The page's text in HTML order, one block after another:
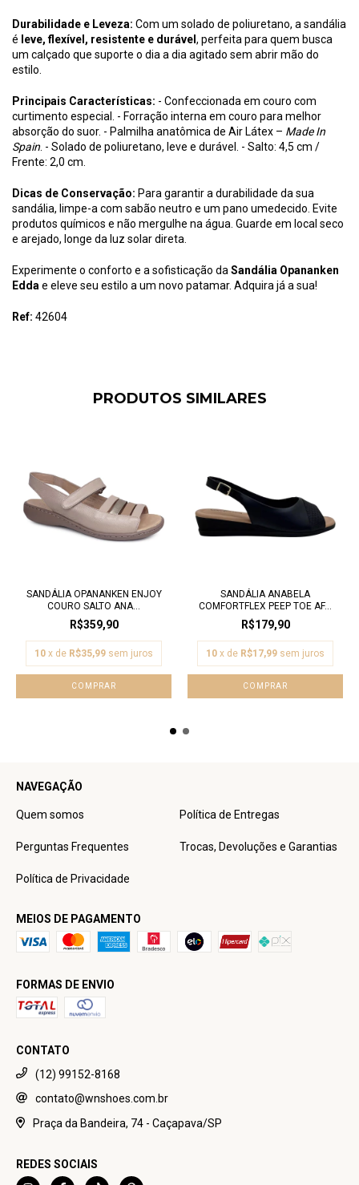
Durabilidade e Leveza: Com um solado de poliuretano, a sandália
é leve, flexível, resistente e durável, perfeita para quem busca
um calçado que suporte o dia a dia agitado sem abrir mão do
estilo.
Principais Características: - Confeccionada em couro com
curtimento especial. - Forração interna em couro para melhor
absorção do suor. - Palmilha anatômica de Air Látex – Made In
Spain . - Solado de poliuretano, leve e durável. - Salto: 4,5 cm /
Frente: 2,0 cm.
Dicas de Conservação: Para garantir a durabilidade da sua
sandália, limpe-a com sabão neutro e um pano umedecido. Evite
produtos químicos e não mergulhe na água. Guarde em local seco
e arejado, longe da luz solar direta.
Experimente o conforto e a sofisticação da Sandália Opananken
Edda e eleve seu estilo a um novo patamar. Adquira já a sua!
Ref: 42604
PRODUTOS SIMILARES
SANDÁLIA OPANANKEN ENJOY
COURO SALTO ANA...
R$359,90
10 x de R$35,99 sem juros
COMPRAR
SANDÁLIA ANABELA
COMFORTFLEX PEEP TOE AF...
R$179,90
10 x de R$17,99 sem juros
COMPRAR
NAVEGAÇÃO
Quem somos Política de Entregas
Perguntas Frequentes Trocas, Devoluções e Garantias
Política de Privacidade
MEIOS DE PAGAMENTO
FORMAS DE ENVIO
CONTATO
(12) 99152-8168
contato@wnshoes.com.br
Praça da Bandeira, 74 - Caçapava/SP
REDES SOCIAIS